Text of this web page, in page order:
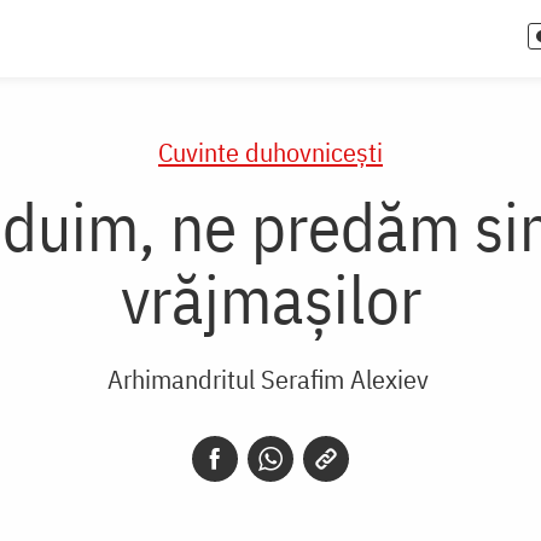
Cuvinte duhovnicești
ne predăm
vrăjmașilor
Arhimandritul Serafim Alexiev